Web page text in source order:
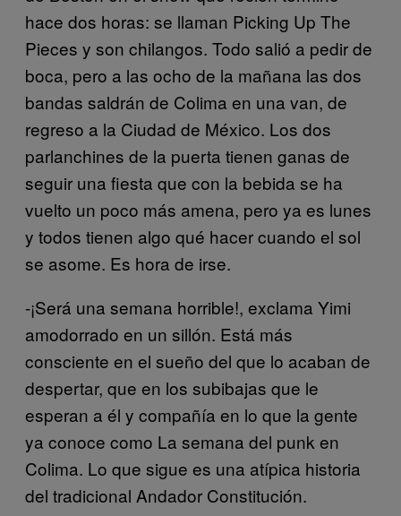
hace dos horas: se llaman Picking Up The
Pieces y son chilangos. Todo salió a pedir de
boca, pero a las ocho de la mañana las dos
bandas saldrán de Colima en una van, de
regreso a la Ciudad de México. Los dos
parlanchines de la puerta tienen ganas de
seguir una fiesta que con la bebida se ha
vuelto un poco más amena, pero ya es lunes
y todos tienen algo qué hacer cuando el sol
se asome. Es hora de irse.
-¡Será una semana horrible!, exclama Yimi
amodorrado en un sillón. Está más
consciente en el sueño del que lo acaban de
despertar, que en los subibajas que le
esperan a él y compañía en lo que la gente
ya conoce como La semana del punk en
Colima. Lo que sigue es una atípica historia
del tradicional Andador Constitución.